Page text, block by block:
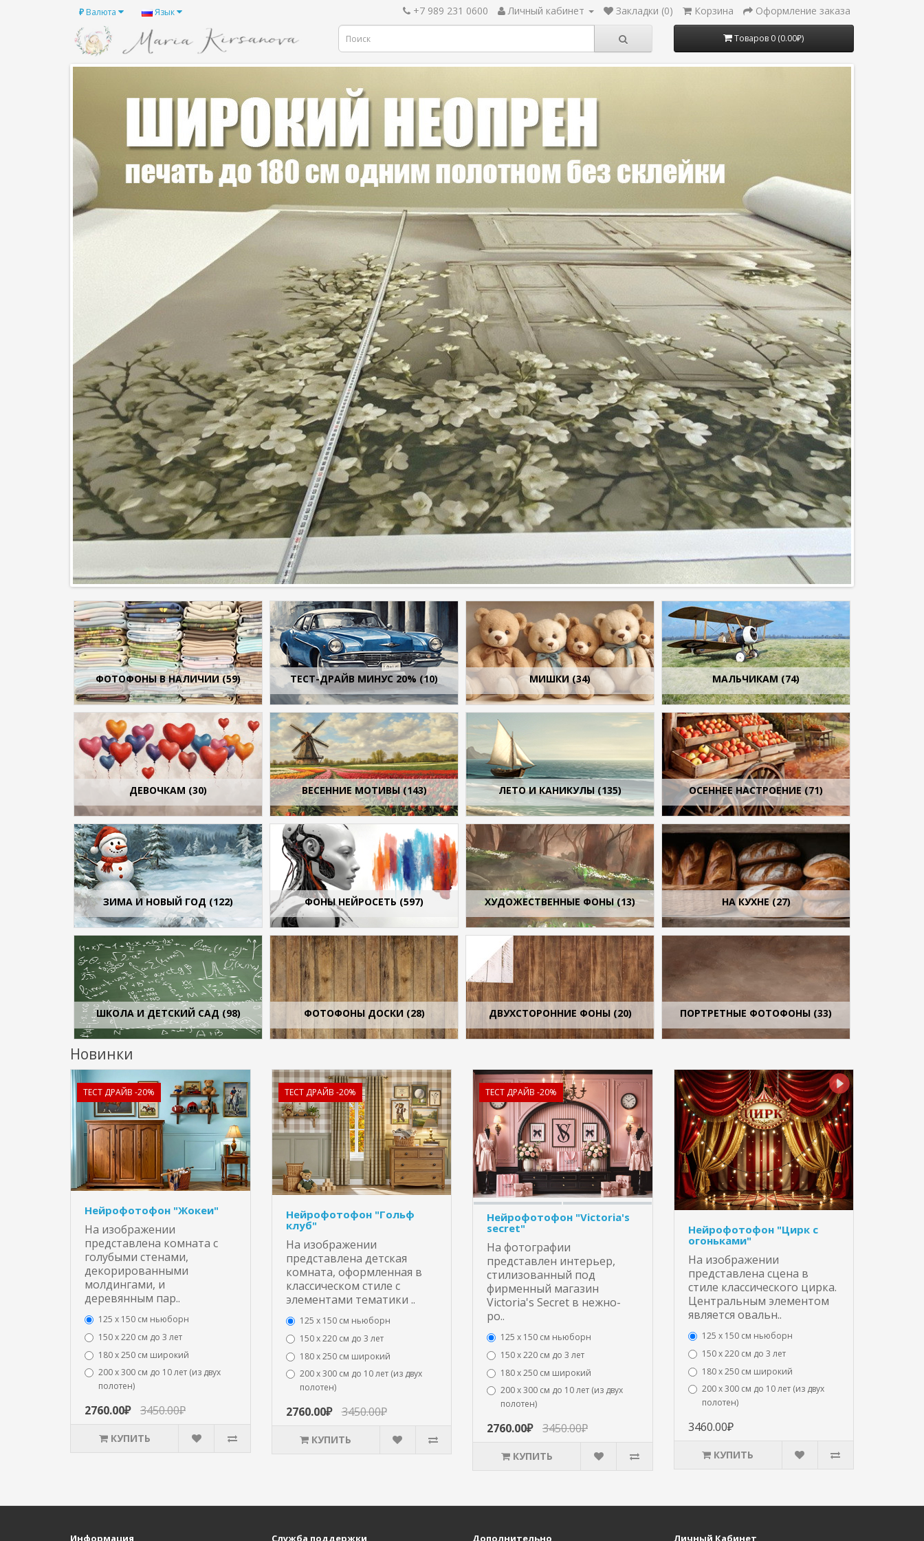
₽ Валюта Язык +7 989 231 0600 Личный кабинет Закладки (0) Корзина Оформление заказа
Товаров 0 (0.00₽)
ФОТОФОНЫ В НАЛИЧИИ (59) ТЕСТ-ДРАЙВ МИНУС 20% (10) МИШКИ (34) МАЛЬЧИКАМ (74)
ДЕВОЧКАМ (30) ВЕСЕННИЕ МОТИВЫ (143) ЛЕТО И КАНИКУЛЫ (135) ОСЕННЕЕ НАСТРОЕНИЕ (71)
ЗИМА И НОВЫЙ ГОД (122) ФОНЫ НЕЙРОСЕТЬ (597) ХУДОЖЕСТВЕННЫЕ ФОНЫ (13) НА КУХНЕ (27)
ШКОЛА И ДЕТСКИЙ САД (98) ФОТОФОНЫ ДОСКИ (28) ДВУХСТОРОННИЕ ФОНЫ (20) ПОРТРЕТНЫЕ ФОТОФОНЫ (33)
Новинки
ТЕСТ ДРАЙВ -20%
Нейрофотофон "Жокеи"
На изображении
представлена комната с
голубыми стенами,
декорированными
молдингами, и
деревянным пар..
125 x 150 см ньюборн
150 х 220 см до 3 лет
180 х 250 см широкий
200 х 300 см до 10 лет (из двух
полотен)
2760.00₽ 3450.00₽
КУПИТЬ
ТЕСТ ДРАЙВ -20%
Нейрофотофон "Гольф
клуб"
На изображении
представлена детская
комната, оформленная в
классическом стиле с
элементами тематики ..
125 x 150 см ньюборн
150 х 220 см до 3 лет
180 х 250 см широкий
200 х 300 см до 10 лет (из двух
полотен)
2760.00₽ 3450.00₽
КУПИТЬ
ТЕСТ ДРАЙВ -20%
Нейрофотофон "Victoria's
secret"
На фотографии
представлен интерьер,
стилизованный под
фирменный магазин
Victoria's Secret в нежно-
ро..
125 x 150 см ньюборн
150 х 220 см до 3 лет
180 х 250 см широкий
200 х 300 см до 10 лет (из двух
полотен)
2760.00₽ 3450.00₽
КУПИТЬ
Нейрофотофон "Цирк с
огоньками"
На изображении
представлена сцена в
стиле классического цирка.
Центральным элементом
является овальн..
125 x 150 см ньюборн
150 х 220 см до 3 лет
180 х 250 см широкий
200 х 300 см до 10 лет (из двух
полотен)
3460.00₽
КУПИТЬ
Информация Служба поддержки Дополнительно Личный Кабинет